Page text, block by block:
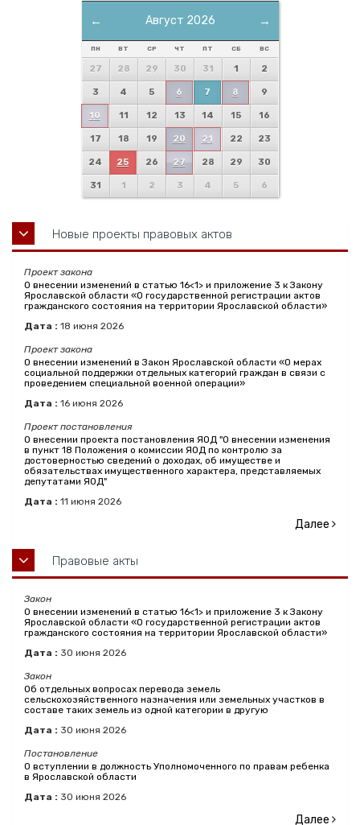
← →
Август 2026
ПН ВТ СР ЧТ ПТ СБ ВС
27 28 29 30 31 1 2
3 4 5 6 7 8 9
10 11 12 13 14 15 16
17 18 19 20 21 22 23
24 25 26 27 28 29 30
31 1 2 3 4 5 6
Новые проекты правовых актов
Проект закона
О внесении изменений в статью 16<1> и приложение 3 к Закону
Ярославской области «О государственной регистрации актов
гражданского состояния на территории Ярославской области»
Дата : 18 июня 2026
Проект закона
О внесении изменений в Закон Ярославской области «О мерах
социальной поддержки отдельных категорий граждан в связи с
проведением специальной военной операции»
Дата : 16 июня 2026
Проект постановления
О внесении проекта постановления ЯОД "О внесении изменения
в пункт 18 Положения о комиссии ЯОД по контролю за
достоверностью сведений о доходах, об имуществе и
обязательствах имущественного характера, представляемых
депутатами ЯОД"
Дата : 11 июня 2026
Далее
Правовые акты
Закон
О внесении изменений в статью 16<1> и приложение 3 к Закону
Ярославской области «О государственной регистрации актов
гражданского состояния на территории Ярославской области»
Дата : 30 июня 2026
Закон
Об отдельных вопросах перевода земель
сельскохозяйственного назначения или земельных участков в
составе таких земель из одной категории в другую
Дата : 30 июня 2026
Постановление
О вступлении в должность Уполномоченного по правам ребенка
в Ярославской области
Дата : 30 июня 2026
Далее